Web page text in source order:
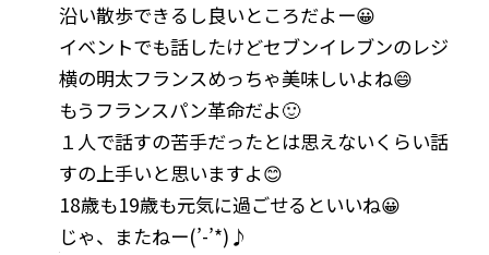
沿い散歩できるし良いところだよー😀
イベントでも話したけどセブンイレブンのレジ
横の明太フランスめっちゃ美味しいよね😄
もうフランスパン革命だよ🙂
１人で話すの苦手だったとは思えないくらい話
すの上手いと思いますよ😊
18歳も19歳も元気に過ごせるといいね😀
じゃ、またねー(’-’*)♪